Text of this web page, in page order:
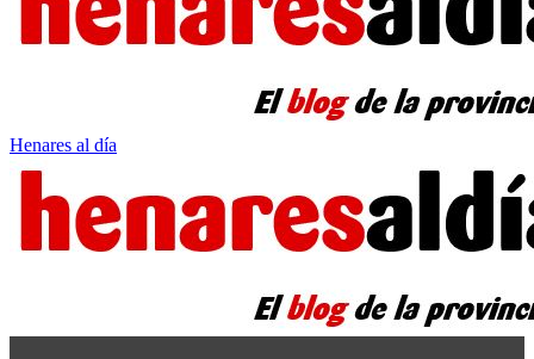
Henares al día